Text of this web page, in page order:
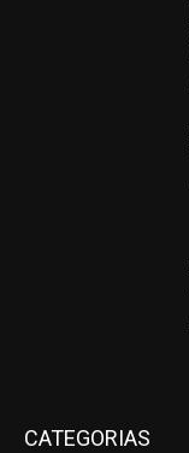
CATEGORIAS